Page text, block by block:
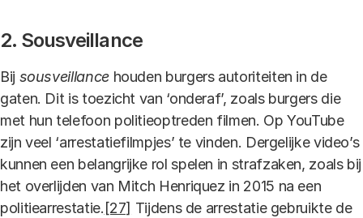
2. Sousveillance
Bij sousveillance houden burgers autoriteiten in de
gaten. Dit is toezicht van ‘onderaf’, zoals burgers die
met hun telefoon politieoptreden filmen. Op YouTube
zijn veel ‘arrestatiefilmpjes’ te vinden. Dergelijke video’s
kunnen een belangrijke rol spelen in strafzaken, zoals bij
het overlijden van Mitch Henriquez in 2015 na een
politiearrestatie. [27] Tijdens de arrestatie gebruikte de